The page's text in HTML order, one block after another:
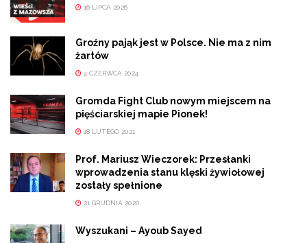
16 LIPCA 2026
Groźny pająk jest w Polsce. Nie ma z nim
żartów
4 CZERWCA 2024
Gromda Fight Club nowym miejscem na
pięściarskiej mapie Pionek!
18 LUTEGO 2021
Prof. Mariusz Wieczorek: Przesłanki
wprowadzenia stanu klęski żywiołowej
zostały spełnione
21 GRUDNIA 2020
Wyszukani – Ayoub Sayed